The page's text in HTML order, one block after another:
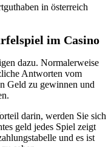
in österreich
im Casino
dazu. Normalerweise
Antworten vom
Geld zu gewinnen und
darin, werden Sie sich
geld jedes Spiel zeigt
und es ist